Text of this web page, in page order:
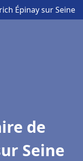
Épinay sur Seine
de
Seine